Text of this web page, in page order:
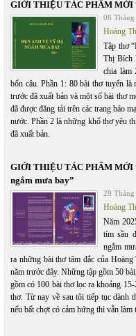
GIỚI THIỆU TÁC PHẨM MỚI
06 Tháng
Hoàng
Tập thơ
Thị Bích
chia làm
bốn câu. Phần 1: 80 bài thơ tuyển
trước đã xuất bản và một số bài thơ
đã được đăng tải trên các trang báo
nước. Phần 2 là những khổ thơ yêu
đã xuất bản.
GIỚI THIỆU TÁC PHẨM MỚI
ngắm mưa bay”
29
Hoàng
Năm
tím sầu
ngắm
ra những bài thơ tâm đắc của
năm trước đây. Những tập gồm 50
gồm có 100 bài thơ lọc ra khoảng
thơ. Từ nay về sau tôi tiếp tục dành
nếu bất chợt có cảm hứng thì vẫn